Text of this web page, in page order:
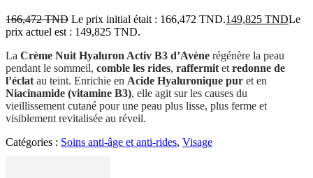
166,472TND Le prix initial était : 166,472 TND.149,825 TNDLe
prix actuel est : 149,825 TND.
La Crème Nuit Hyaluron Activ B3 d’Avène régénère la peau
pendant le sommeil, comble les rides, raffermitetredonne de
l’éclatau teint. Enrichie en Acide Hyaluronique pur et en
Niacinamide (vitamine B3), elle agit sur les causes du
vieillissement cutané pour une peau plus lisse, plus ferme et
visiblement revitalisée au réveil.
Catégories : Soins anti-âge et anti-rides, Visage